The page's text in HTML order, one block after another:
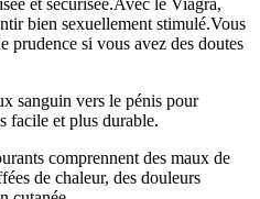
et sécurisée.Avec le Viagra,
bien sexuellement stimulé.Vous
prudence si vous avez des doutes
sanguin vers le pénis pour
facile et plus durable.
comprennent des maux de
de chaleur, des douleurs